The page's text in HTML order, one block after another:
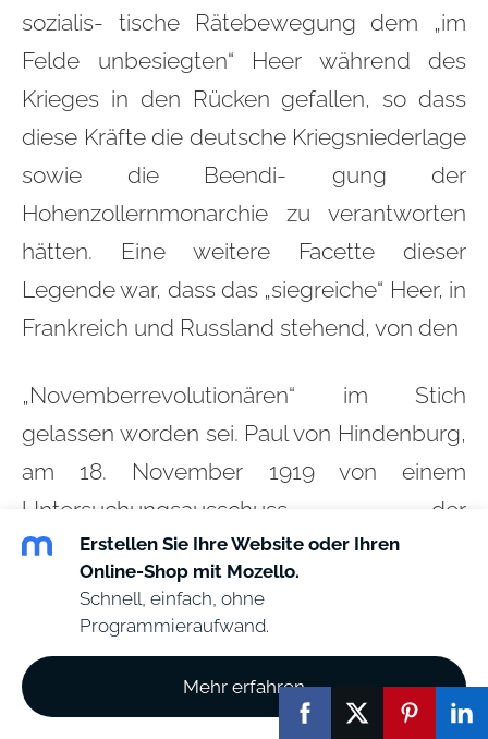
sozialis- tische Rätebewegung dem „im
Felde unbesiegten“ Heer während des
Krieges in den Rücken gefallen, so dass
diese Kräfte die deutsche Kriegsniederlage
sowie die Beendi- gung der
Hohenzollernmonarchie zu verantworten
hätten. Eine weitere Facette dieser
Legende war, dass das „siegreiche“ Heer, in
Frankreich und Russland stehend, von den
„Novemberrevolutionären“ im Stich
gelassen worden sei. Paul von Hindenburg,
am 18. November 1919 von einem
Untersuchungsausschuss der
Nationalversammlung zu den Ursachen
des militärischen Zusammenbruchs
befragt, sprach wider besseres Wissen
nicht nur von einer heimlichen und
planmäßigen "Zersetzung von Flotte und
Erstellen Sie Ihre Website oder Ihren
Online-Shop mit Mozello.
Schnell, einfach, ohne
Programmieraufwand.
Mehr erfahren